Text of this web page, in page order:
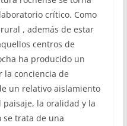
crítico. Como
, además de estar
centros de
ha producido un
la conciencia de
un relativo aislamiento
la oralidad y la
se trata de una